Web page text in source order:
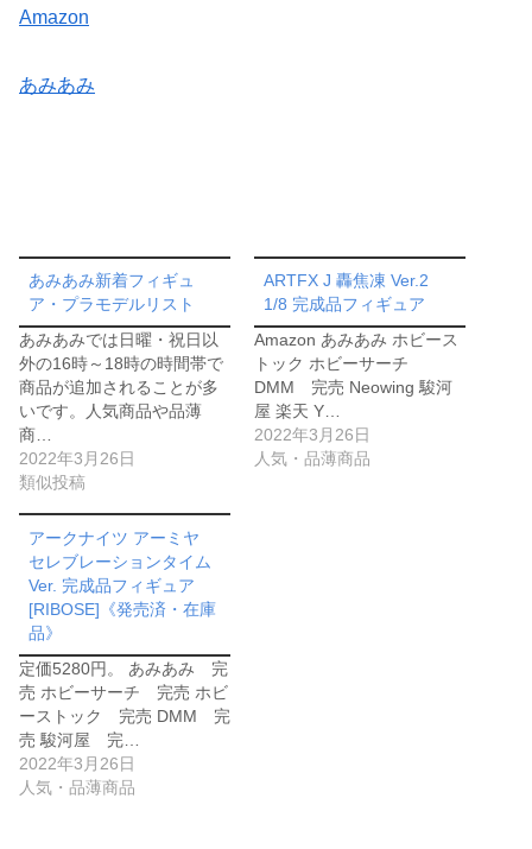
Amazon
あみあみ
あみあみ新着フィギュ
ア・プラモデルリスト
あみあみでは日曜・祝日以
外の16時～18時の時間帯で
商品が追加されることが多
いです。人気商品や品薄
商…
2022年3月26日
類似投稿
ARTFX J 轟焦凍 Ver.2
1/8 完成品フィギュア
Amazon あみあみ ホビース
トック ホビーサーチ
DMM 完売 Neowing 駿河
屋 楽天 Y…
2022年3月26日
人気・品薄商品
アークナイツ アーミヤ
セレブレーションタイム
Ver. 完成品フィギュア
[RIBOSE]《発売済・在庫
品》
定価5280円。 あみあみ 完
売 ホビーサーチ 完売 ホビ
ーストック 完売 DMM 完
売 駿河屋 完…
2022年3月26日
人気・品薄商品